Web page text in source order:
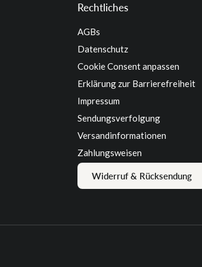
Rechtliches
AGBs
Datenschutz
Cookie Consent anpassen
Erklärung zur Barrierefreiheit
Impressum
Sendungsverfolgung
Versandinformationen
Zahlungsweisen
Widerruf & Rücksendung